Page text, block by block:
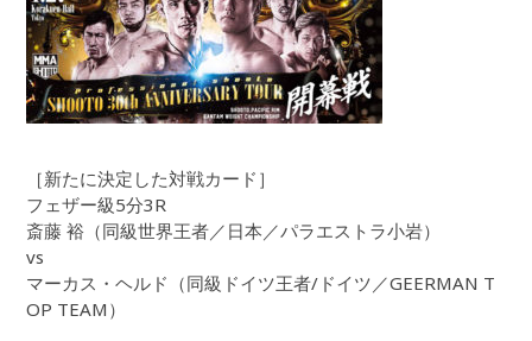
［新たに決定した対戦カード］
フェザー級5分3R
斎藤 裕（同級世界王者／日本／パラエストラ小岩）
vs
マーカス・ヘルド（同級ドイツ王者/ドイツ／GEERMAN T
OP TEAM）